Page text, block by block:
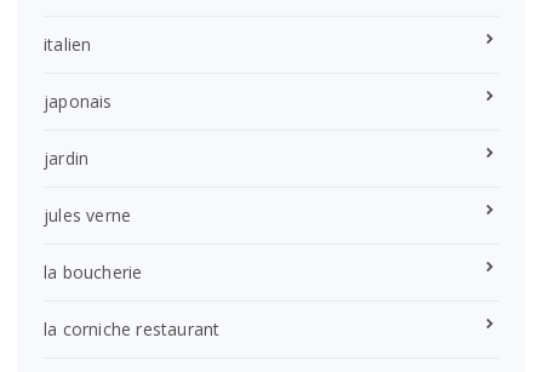
italien
japonais
jardin
jules verne
la boucherie
la corniche restaurant